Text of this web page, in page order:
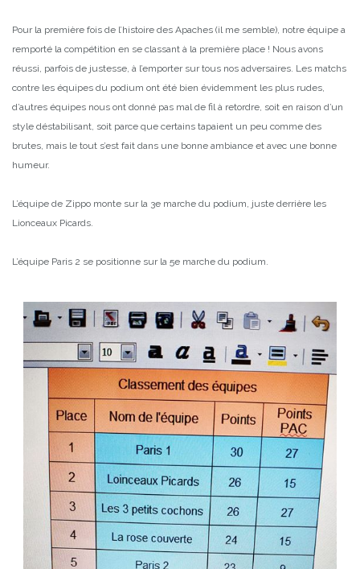
Pour la première fois de l’histoire des Apaches (il me semble), notre équipe a
remporté la compétition en se classant à la première place ! Nous avons
réussi, parfois de justesse, à l’emporter sur tous nos adversaires. Les matchs
contre les équipes du podium ont été bien évidemment les plus rudes,
d’autres équipes nous ont donné pas mal de fil à retordre, soit en raison d’un
style déstabilisant, soit parce que certains tapaient un peu comme des
brutes, mais le tout s’est fait dans une bonne ambiance et avec une bonne
humeur.
L’équipe de Zippo monte sur la 3e marche du podium, juste derrière les
Lionceaux Picards.
L’équipe Paris 2 se positionne sur la 5e marche du podium.